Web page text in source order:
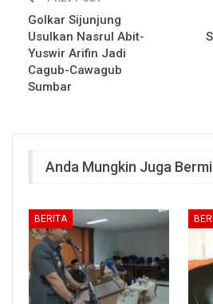
Golkar Sijunjung
Usulkan Nasrul Abit-
Yuswir Arifin Jadi
Cagub-Cawagub
Sumbar
Anda Mungkin Juga
BERITA